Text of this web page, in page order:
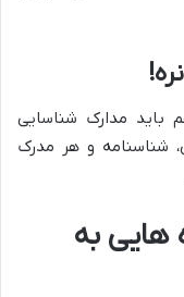
باید مدارک شناسایی
شناسنامه و هر مدرک
هایی به